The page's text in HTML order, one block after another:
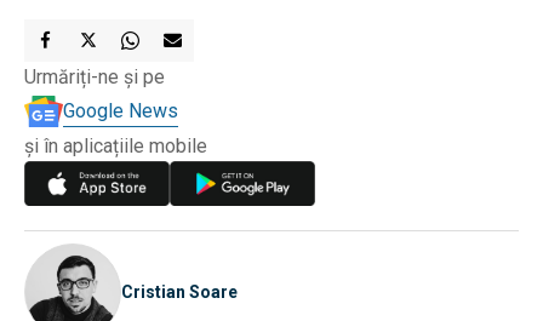
Urmăriți-ne și pe
Google News
și în aplicațiile mobile
Cristian Soare